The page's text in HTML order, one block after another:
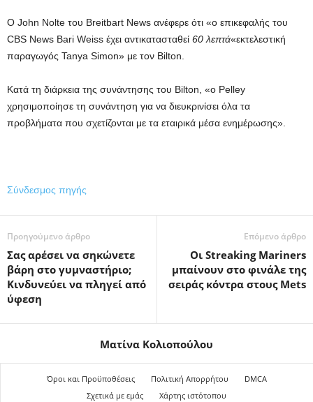
Ο John Nolte του Breitbart News ανέφερε ότι «ο επικεφαλής του
CBS News Bari Weiss έχει αντικατασταθεί 60 λεπτά«εκτελεστική
παραγωγός Tanya Simon» με τον Bilton.
Κατά τη διάρκεια της συνάντησης του Bilton, «ο Pelley
χρησιμοποίησε τη συνάντηση για να διευκρινίσει όλα τα
προβλήματα που σχετίζονται με τα εταιρικά μέσα ενημέρωσης».
Σύνδεσμος πηγής
Προηγούμενο άρθρο
Σας αρέσει να σηκώνετε
βάρη στο γυμναστήριο;
Κινδυνεύει να πληγεί από
ύφεση
Επόμενο άρθρο
Οι Streaking Mariners
μπαίνουν στο φινάλε της
σειράς κόντρα στους Mets
Ματίνα Κολιοπούλου
Όροι και Προϋποθέσεις Πολιτική Απορρήτου
DMCA
Σχετικά με εμάς
Χάρτης ιστότοπου